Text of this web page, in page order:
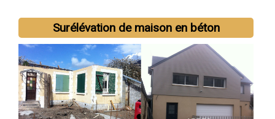
Surélévation de maison en béton